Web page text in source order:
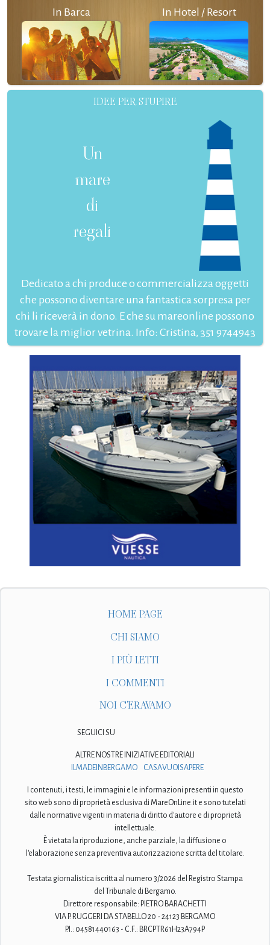
In Barca In Hotel / Resort
IDEE PER STUPIRE
Un
mare
di
regali
Dedicato a chi produce o commercializza oggetti
che possono diventare una fantastica sorpresa per
chi li riceverà in dono. E che su mareonline possono
trovare la miglior vetrina. Info: Cristina, 351 9744943
HOME PAGE
CHI SIAMO
I PIÙ LETTI
I COMMENTI
NOI C'ERAVAMO
SEGUICI SU
ALTRE NOSTRE INIZIATIVE EDITORIALI
ILMADEINBERGAMO
CASAVUOISAPERE
I contenuti, i testi, le immagini e le informazioni presenti in questo
sito web sono di proprietà esclusiva di MareOnLine.it e sono tutelati
dalle normative vigenti in materia di diritto d'autore e di proprietà
intellettuale.
È vietata la riproduzione, anche parziale, la diffusione o
l'elaborazione senza preventiva autorizzazione scritta del titolare.
Testata giornalistica iscritta al numero 3/2026 del Registro Stampa
del Tribunale di Bergamo.
Direttore responsabile: PIETRO BARACHETTI
VIA P. RUGGERI DA STABELLO 20 - 24123 BERGAMO
P.I.: 04581440163 - C.F.: BRCPTR61H23A794P